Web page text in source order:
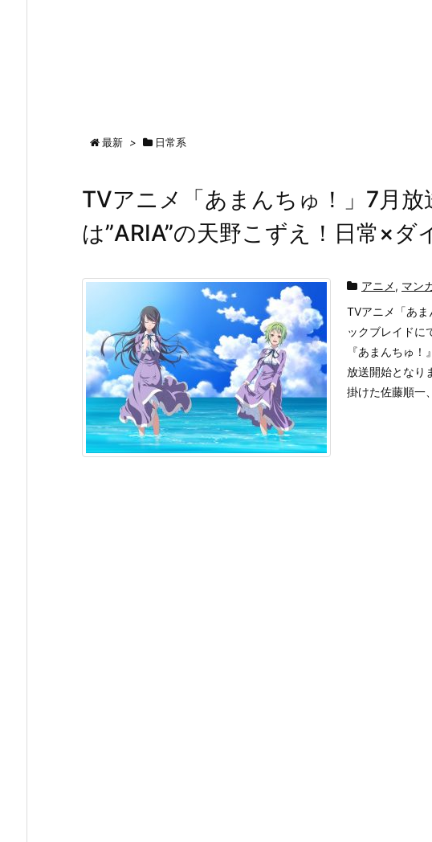
最新 > 日常系
TVアニメ「あまんちゅ！」7月放
は”ARIA”の天野こずえ！日常×ダ
アニメ, マン
TVアニメ「あま
ックブレイドに
『あまんちゅ
放送開始となり
掛けた佐藤順一